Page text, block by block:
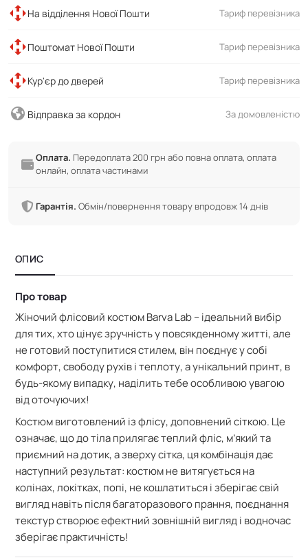
На відділення Нової Пошти Тариф перевізника
Поштомат Нової Пошти Тариф перевізника
Кур'єр до дверей Тариф перевізника
Відправка за кордон За домовленістю
Оплата. Передоплата 200 грн або повна оплата, оплата
онлайн, оплата частинами
Гарантія. Обмін/повернення товару впродовж 14 днів
ОПИС
Про товар
Жіночий флісовий костюм Barva Lab – ідеальний вибір
для тих, хто цінує зручність у повсякденному житті, але
не готовий поступитися стилем, він поєднує у собі
комфорт, свободу рухів і теплоту, а унікальний принт, в
будь-якому випадку, наділить тебе особливою увагою
від оточуючих!
Костюм виготовлений із флісу, доповнений сіткою. Це
означає, щодо тіла прилягає теплий фліс, м’який та
приємний на дотик, а зверху сітка, ця комбінація дає
наступний результат: костюм не витягується на
колінах, локітках, попі, не кошлатиться і зберігає свій
вигляд навіть після багаторазового прання, поєднання
текстур створює ефектний зовнішній вигляд і водночас
зберігає практичність!